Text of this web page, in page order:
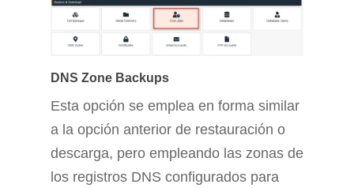
DNS Zone Backups
Esta opción se emplea en forma similar
a la opción anterior de restauración o
descarga, pero empleando las zonas de
los registros DNS configurados para